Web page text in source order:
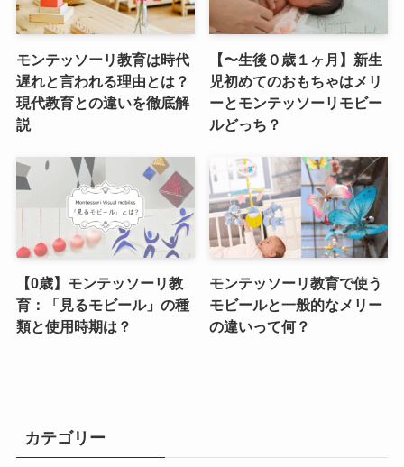
モンテッソーリ教育は時代
遅れと言われる理由とは？
現代教育との違いを徹底解
説
【〜生後０歳１ヶ月】新生
児初めてのおもちゃはメリ
ーとモンテッソーリモビー
ルどっち？
【0歳】モンテッソーリ教
育：「見るモビール」の種
類と使用時期は？
モンテッソーリ教育で使う
モビールと一般的なメリー
の違いって何？
カテゴリー